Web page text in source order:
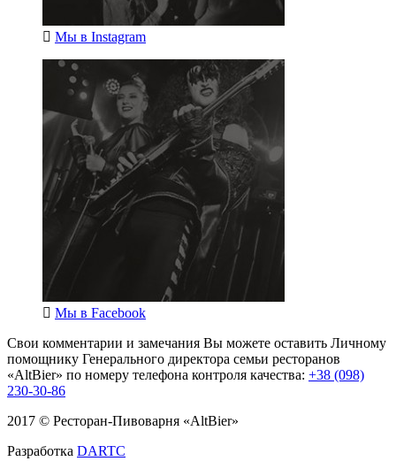
Мы в Instagram
Мы в Facebook
Свои комментарии и замечания Вы можете оставить Личному
помощнику Генерального директора семьи ресторанов
«AltBier» по номеру телефона контроля качества: +38 (098)
230-30-86
2017 © Ресторан-Пивоварня «AltBier»
Разработка DARTC